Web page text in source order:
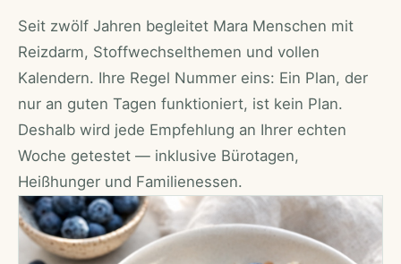
Seit zwölf Jahren begleitet Mara Menschen mit
Reizdarm, Stoffwechselthemen und vollen
Kalendern. Ihre Regel Nummer eins: Ein Plan, der
nur an guten Tagen funktioniert, ist kein Plan.
Deshalb wird jede Empfehlung an Ihrer echten
Woche getestet — inklusive Bürotagen,
Heißhunger und Familienessen.